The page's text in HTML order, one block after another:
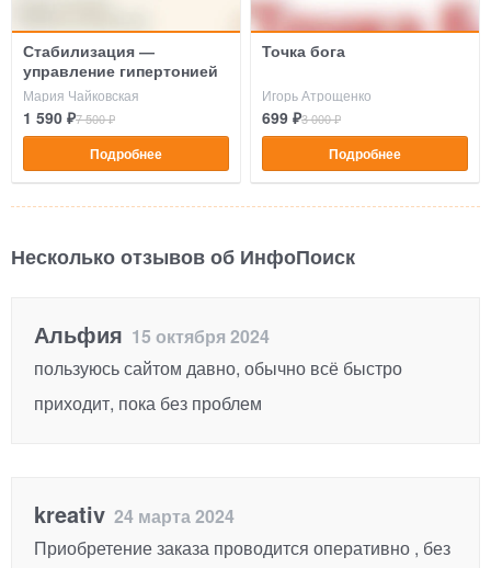
Стабилизация —
управление гипертонией
Мария Чайковская
1 590 ₽7 500 ₽
Подробнее
Точка бога
Игорь Атрощенко
699 ₽3 000 ₽
Подробнее
Несколько отзывов об ИнфоПоиск
Альфия 15 октября 2024
пользуюсь сайтом давно, обычно всё быстро
приходит, пока без проблем
kreativ 24 марта 2024
Приобретение заказа проводится оперативно , без